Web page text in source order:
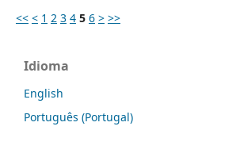
<< < 1 2 3 4 5 6 > >>
Idioma
English
Português (Portugal)